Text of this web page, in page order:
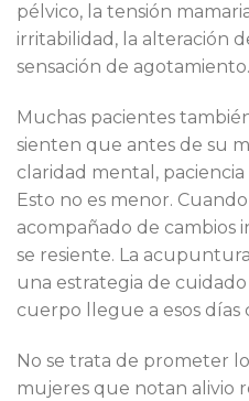
pélvico, la tensión
irritabilidad, la alteración
sensación de agotamiento.
Muchas pacientes
sienten que antes de su
claridad mental,
Esto no es menor.
acompañado de cambios
se resiente. La
una estrategia de
cuerpo llegue a esos
No se trata de prometer
mujeres que notan alivio